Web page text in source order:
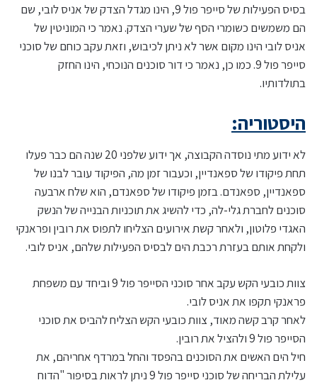
בסיס הפעילות של סייפר פול 9, הינו מגדל הצדק של אניס לובי, שם
הם משמשים כשומרי הסף של שערי הצדק. נאמר כי המוניטין של
אניס לובי הינו מקום אשר לא ניתן לכיבוש, וזאת עקב כוחם של סוכני
סייפר פול 9. כמו כן, נאמר כי דור סוכנים הנוכחי, הינו החזק
בתולדותיו.
היסטוריה:
לא ידוע מתי נוסדה הקבוצה, אך ידוע שלפני 20 שנה הם כבר פעלו
תחת פיקודו של ספאנדיין, וכעבור זמן מה, הפיקוד עובר לבנו של
ספאנדיין, ספאנדם. בזמן פיקודו של ספאנדם, הוא שלח ארבעה
סוכנים לחברת גלי-לה, כדי להשיג את תוכניות הבנייה של הנשק
האגדי פלוטון, ולאחר קשת אירועים הצליחו לתפוס את רובין ופראנקי
ולקחת אותם בעזרת רכבת הים לבסיס הפעילות שלהם, אניס לובי.
צוות כובעי הקש עקב אחר סוכני הסייפר פול 9 וביחד עם משפחת
פראנקי תקפו את אניס לובי.
לאחר קרב קשה מאוד, צוות כובעי הקש הצליח להביס את סוכני
הסייפר פול 9 ולהציל את רובין.
חיל הים האשים את הסוכנים בהפסד והחל במרדף אחריהם, את
עלילת הבריחה של סוכני סייפר פול 9 ניתן לראות בסיפור "הדוח